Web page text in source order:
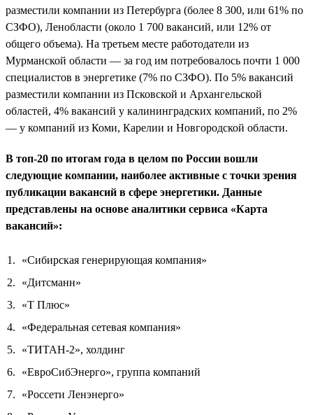
разместили компании из Петербурга (более 8 300, или 61% по
СЗФО), Ленобласти (около 1 700 вакансий, или 12% от
общего объема). На третьем месте работодатели из
Мурманской области — за год им потребовалось почти 1 000
специалистов в энергетике (7% по СЗФО). По 5% вакансий
разместили компании из Псковской и Архангельской
областей, 4% вакансий у калининградских компаний, по 2%
— у компаний из Коми, Карелии и Новгородской области.
В топ-20 по итогам года в целом по России вошли
следующие компании, наиболее активные с точки зрения
публикации вакансий в сфере энергетики. Данные
представлены на основе аналитики сервиса «Карта
вакансий»:
«Сибирская генерирующая компания»
«Дитсманн»
«Т Плюс»
«Федеральная сетевая компания»
«ТИТАН-2», холдинг
«ЕвроСибЭнерго», группа компаний
«Россети Ленэнерго»